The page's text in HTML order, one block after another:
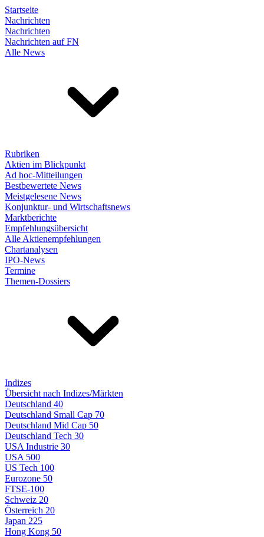
Startseite
Nachrichten
Nachrichten
Nachrichten auf FN
Alle News
Rubriken
Aktien im Blickpunkt
Ad hoc-Mitteilungen
Bestbewertete News
Meistgelesene News
Konjunktur- und Wirtschaftsnews
Marktberichte
Empfehlungsübersicht
Alle Aktienempfehlungen
Chartanalysen
IPO-News
Termine
Themen-Dossiers
Indizes
Übersicht nach Indizes/Märkten
Deutschland 40
Deutschland Small Cap 70
Deutschland Mid Cap 50
Deutschland Tech 30
USA Industrie 30
USA 500
US Tech 100
Eurozone 50
FTSE-100
Schweiz 20
Österreich 20
Japan 225
Hong Kong 50